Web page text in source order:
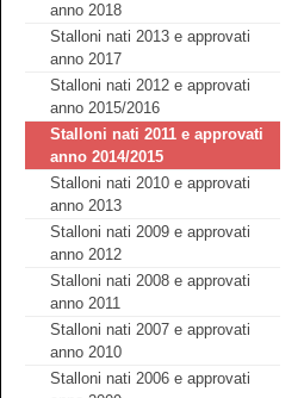
anno 2018
Stalloni nati 2013 e approvati
anno 2017
Stalloni nati 2012 e approvati
anno 2015/2016
Stalloni nati 2011 e approvati
anno 2014/2015
Stalloni nati 2010 e approvati
anno 2013
Stalloni nati 2009 e approvati
anno 2012
Stalloni nati 2008 e approvati
anno 2011
Stalloni nati 2007 e approvati
anno 2010
Stalloni nati 2006 e approvati